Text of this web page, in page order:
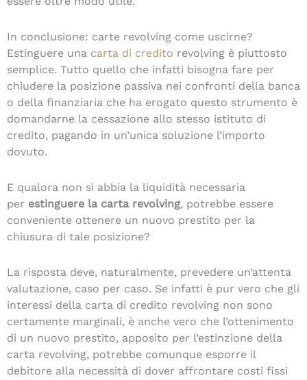
In conclusione: carte revolving come uscirne?
Estinguere una carta di credito revolving è piuttosto
semplice. Tutto quello che infatti bisogna fare per
chiudere la posizione passiva nei confronti della banca
o della finanziaria che ha erogato questo strumento è
domandarne la cessazione allo stesso istituto di
credito, pagando in un’unica soluzione l’importo
dovuto.
E qualora non si abbia la liquidità necessaria
per estinguere la carta revolving, potrebbe essere
conveniente ottenere un nuovo prestito per la
chiusura di tale posizione?
La risposta deve, naturalmente, prevedere un’attenta
valutazione, caso per caso. Se infatti è pur vero che gli
interessi della carta di credito revolving non sono
certamente marginali, è anche vero che l’ottenimento
di un nuovo prestito, apposito per l’estinzione della
carta revolving, potrebbe comunque esporre il
debitore alla necessità di dover affrontare costi fissi